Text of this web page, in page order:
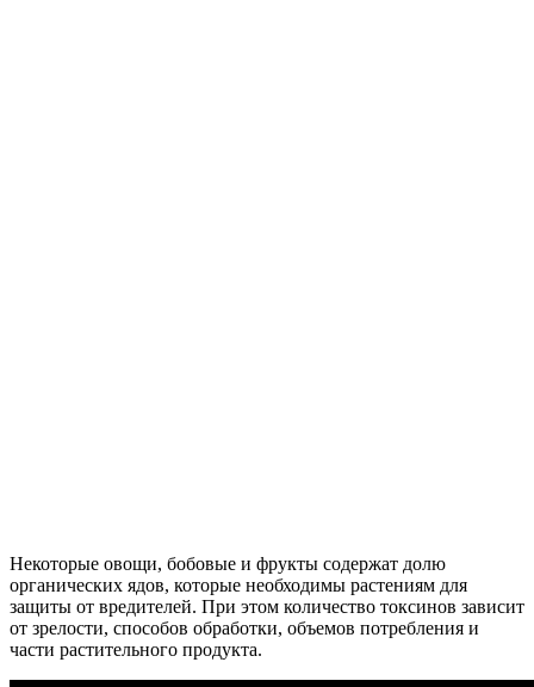
Некоторые овощи, бобовые и фрукты содержат долю
органических ядов, которые необходимы растениям для
защиты от вредителей. При этом количество токсинов зависит
от зрелости, способов обработки, объемов потребления и
части растительного продукта.